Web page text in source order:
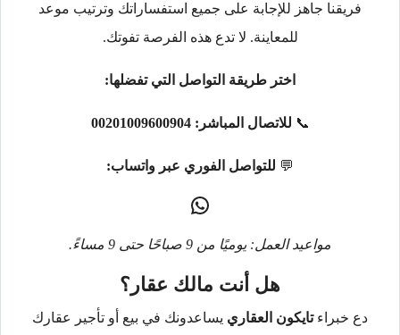
فريقنا جاهز للإجابة على جميع استفساراتك وترتيب موعد
للمعاينة. لا تدع هذه الفرصة تفوتك.
اختر طريقة التواصل التي تفضلها:
📞 للاتصال المباشر: 00201009600904
💬 للتواصل الفوري عبر واتساب:
مواعيد العمل: يوميًا من 9 صباحًا حتى 9 مساءً.
هل أنت مالك عقار؟
دع خبراءتايكون العقاري يساعدونك في بيع أو تأجير عقارك